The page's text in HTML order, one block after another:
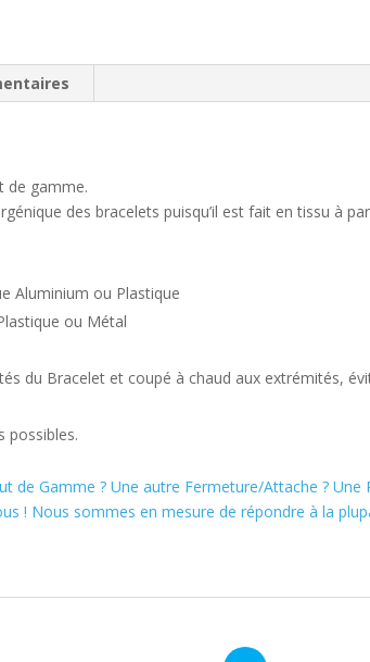
de gamme.
des bracelets puisqu’il est fait en tissu à
Aluminium ou Plastique
ou Métal
du Bracelet et coupé à chaud aux extrémités,
possibles.
de Gamme ? Une autre Fermeture/Attache ?
! Nous sommes en mesure de répondre à la